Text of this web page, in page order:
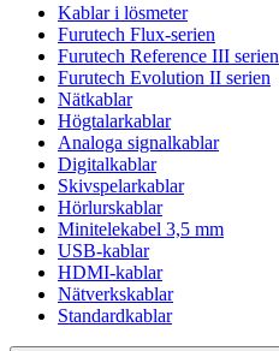
Kablar i lösmeter
Furutech Flux-serien
Furutech Reference III serien
Furutech Evolution II serien
Nätkablar
Högtalarkablar
Analoga signalkablar
Digitalkablar
Skivspelarkablar
Hörlurskablar
Minitelekabel 3,5 mm
USB-kablar
HDMI-kablar
Nätverkskablar
Standardkablar